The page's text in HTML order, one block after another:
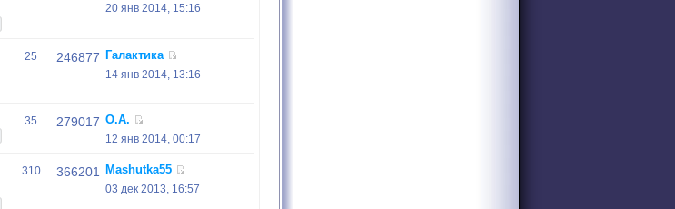
20 янв 2014, 15:16
25 246877 Галактика
14 янв 2014, 13:16
35 279017 О.А.
12 янв 2014, 00:17
310 366201 Mashutka55
03 дек 2013, 16:57